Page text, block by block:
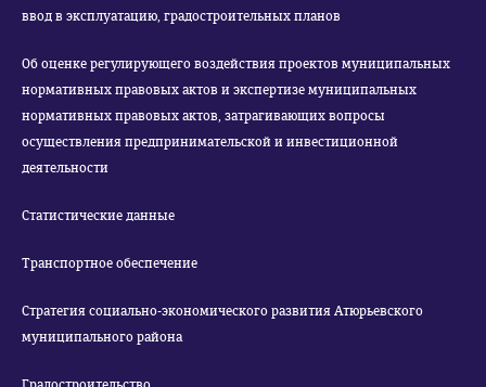
ввод в эксплуатацию, градостроительных планов
Об оценке регулирующего воздействия проектов муниципальных
нормативных правовых актов и экспертизе муниципальных
нормативных правовых актов, затрагивающих вопросы
осуществления предпринимательской и инвестиционной
деятельности
Статистические данные
Транспортное обеспечение
Стратегия социально-экономического развития Атюрьевского
муниципального района